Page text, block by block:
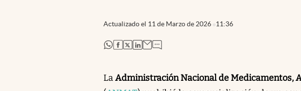
Actualizado el 11 de Marzo de 2026 11:36
abre en nueva pestaña
abre en nueva pestaña
abre en nueva pestaña
abre en nueva pestaña
LaAdministración Nacional de Medicamentos,